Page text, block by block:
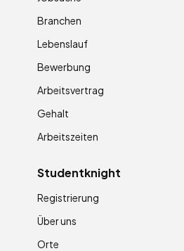
Branchen
Lebenslauf
Bewerbung
Arbeitsvertrag
Gehalt
Arbeitszeiten
Studentknight
Registrierung
Über uns
Orte